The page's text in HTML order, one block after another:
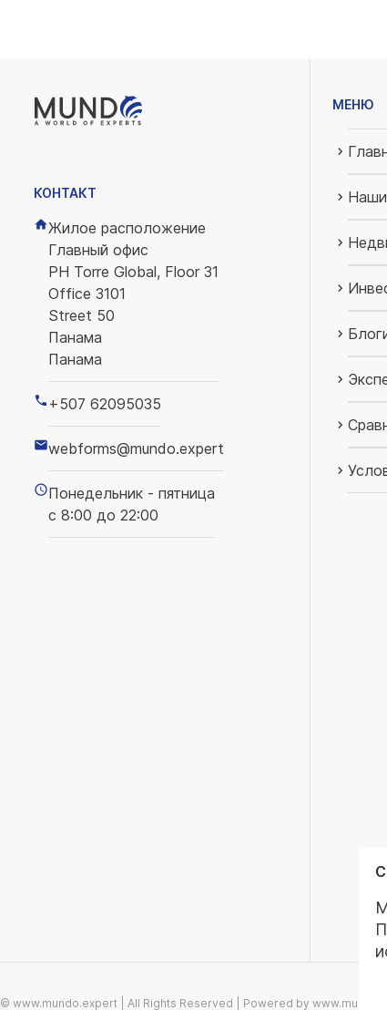
КОНТАКТ
Жилое расположение
Главный офис
PH Torre Global, Floor 31
Office 3101
Street 50
Панама
Панама
+507 62095035
webforms@mundo.expert
Понедельник - пятница
с 8:00 до 22:00
МЕНЮ
© www.mundo.expert | All Rights Reserved | Powered by